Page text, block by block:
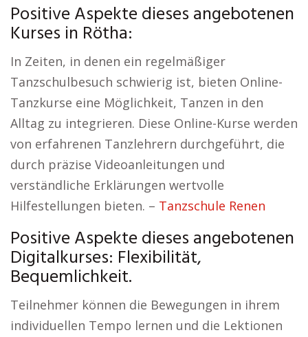
Positive Aspekte dieses angebotenen
Kurses in Rötha:
In Zeiten, in denen ein regelmäßiger
Tanzschulbesuch schwierig ist, bieten Online-
Tanzkurse eine Möglichkeit, Tanzen in den
Alltag zu integrieren. Diese Online-Kurse werden
von erfahrenen Tanzlehrern durchgeführt, die
durch präzise Videoanleitungen und
verständliche Erklärungen wertvolle
Hilfestellungen bieten. – Tanzschule Renen
Positive Aspekte dieses angebotenen
Digitalkurses: Flexibilität,
Bequemlichkeit.
Teilnehmer können die Bewegungen in ihrem
individuellen Tempo lernen und die Lektionen